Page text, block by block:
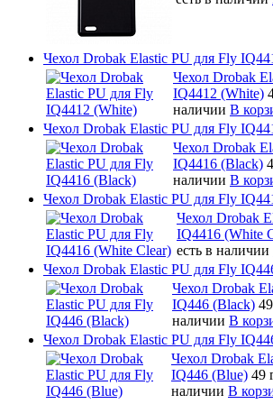
Чехол Drobak Elastic PU для Fly
Чехол Drobak
IQ4412 (White)
наличии В
Чехол Drobak Elastic PU для Fly
Чехол Drobak
IQ4416 (Black)
наличии В
Чехол Drobak Elastic PU для Fly
Чехол Drobak
IQ4416 (White
есть в наличии
Чехол Drobak Elastic PU для Fly
Чехол Drobak
IQ446 (Black)
наличии В
Чехол Drobak Elastic PU для Fly
Чехол Drobak
IQ446 (Blue) 49
наличии В